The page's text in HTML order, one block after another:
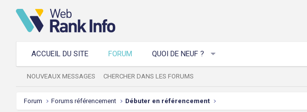
ACCUEIL DU SITE FORUM QUOI DE NEUF ?
NOUVEAUX MESSAGES CHERCHER DANS LES FORUMS
Forum Forums référencement Débuter en référencement